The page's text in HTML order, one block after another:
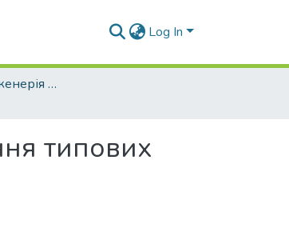
Log In
Комп'ютерна інженерія (рівень бакалавр)
типових